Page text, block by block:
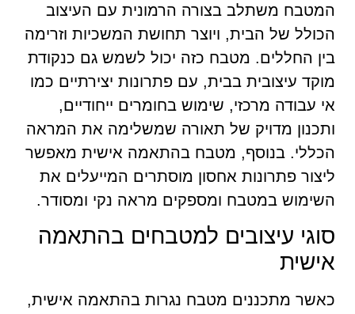
המטבח משתלב בצורה הרמונית עם העיצוב
הכולל של הבית, ויוצר תחושת המשכיות וזרימה
בין החללים. מטבח כזה יכול לשמש גם כנקודת
מוקד עיצובית בבית, עם פתרונות יצירתיים כמו
אי עבודה מרכזי, שימוש בחומרים ייחודיים,
ותכנון מדויק של תאורה שמשלימה את המראה
הכללי. בנוסף, מטבח בהתאמה אישית מאפשר
ליצור פתרונות אחסון מוסתרים המייעלים את
השימוש במטבח ומספקים מראה נקי ומסודר.
סוגי עיצובים למטבחים בהתאמה
אישית
כאשר מתכננים מטבח נגרות בהתאמה אישית,